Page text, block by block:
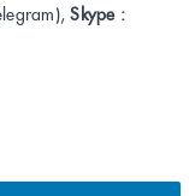
Skype :